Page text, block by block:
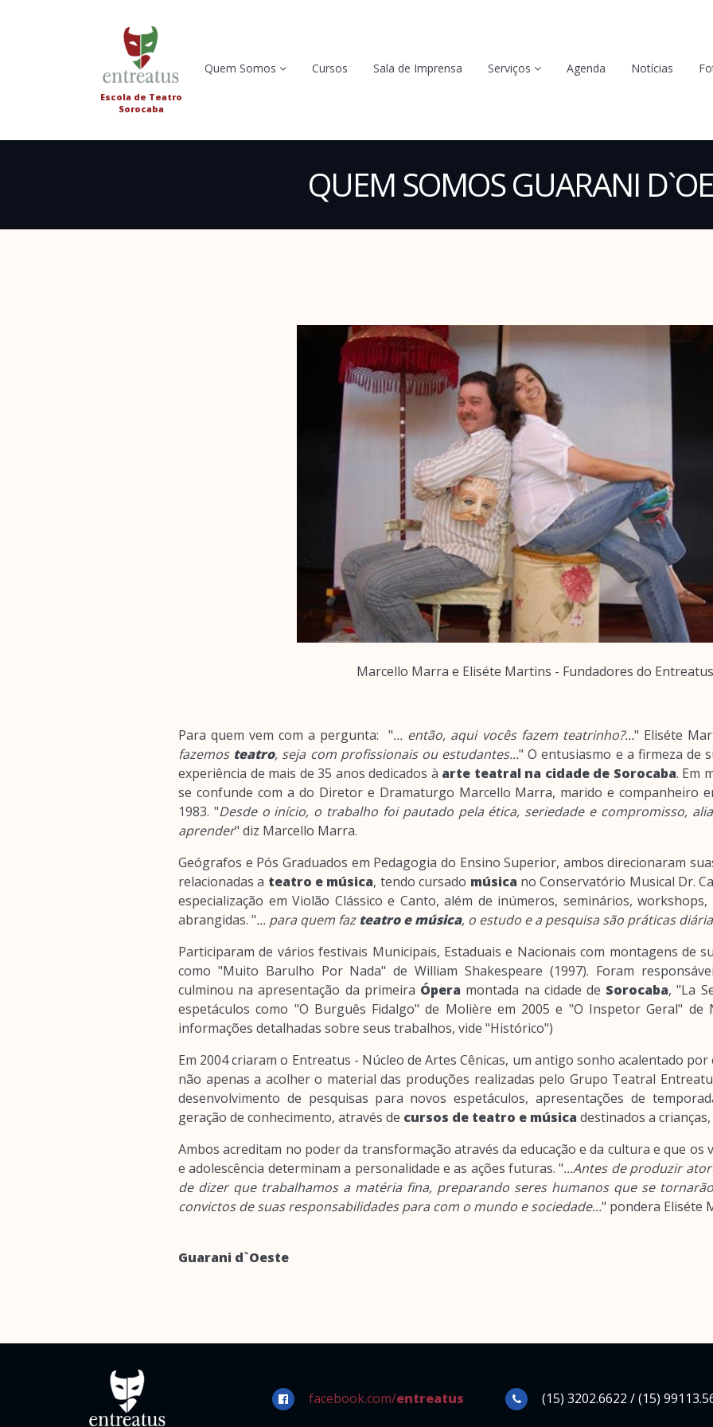
Escola de Teatro
Sorocaba
Quem Somos Cursos Sala de Imprensa Serviços Agenda Notícias
QUEM SOMOS GUARANI
Marcello Marra e Eliséte Martins - Fundadores do Entreatus
Para quem vem com a pergunta: "... então, aqui vocês fazem teatrinho?..." Eliséte
fazemos teatro, seja com profissionais ou estudantes..." O entusiasmo e a firmeza de
experiência de mais de 35 anos dedicados à arte teatral na cidade de Sorocaba. Em
se confunde com a do Diretor e Dramaturgo Marcello Marra, marido e companheiro
1983. "Desde o início, o trabalho foi pautado pela ética, seriedade e compromisso,
aprender" diz Marcello Marra.
Geógrafos e Pós Graduados em Pedagogia do Ensino Superior, ambos direcionaram
relacionadas a teatro e música, tendo cursado música no Conservatório Musical Dr.
especialização em Violão Clássico e Canto, além de inúmeros, seminários,
abrangidas. "... para quem faz teatro e música, o estudo e a pesquisa são práticas
Participaram de vários festivais Municipais, Estaduais e Nacionais com montagens de
como "Muito Barulho Por Nada" de William Shakespeare (1997). Foram
culminou na apresentação da primeira Ópera montada na cidade de Sorocaba, "La
espetáculos como "O Burguês Fidalgo" de Molière em 2005 e "O Inspetor Geral" de
informações detalhadas sobre seus trabalhos, vide "Histórico")
Em 2004 criaram o Entreatus - Núcleo de Artes Cênicas, um antigo sonho acalentado por
não apenas a acolher o material das produções realizadas pelo Grupo Teatral
desenvolvimento de pesquisas para novos espetáculos, apresentações de
geração de conhecimento, através de cursos de teatro e música destinados a
Ambos acreditam no poder da transformação através da educação e da cultura e que os
e adolescência determinam a personalidade e as ações futuras. "...Antes de produzir
de dizer que trabalhamos a matéria fina, preparando seres humanos que se
convictos de suas responsabilidades para com o mundo e sociedade..." pondera Eliséte
Guarani d`Oeste
facebook.com/entreatus (15) 3202.6622 / (15)